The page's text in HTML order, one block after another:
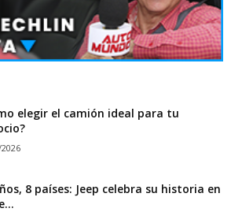
elegir el camión ideal para tu
8 países: Jeep celebra su historia en